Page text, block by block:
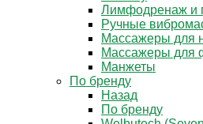
Лимфодренаж и
Ручные
Массажеры для
Массажеры для
Манжеты
По бренду
Назад
По бренду